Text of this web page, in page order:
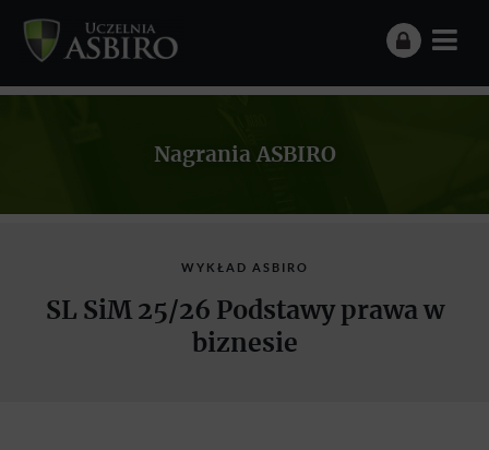
Nagrania ASBIRO
WYKŁAD ASBIRO
SL SiM 25/26 Podstawy prawa w
biznesie